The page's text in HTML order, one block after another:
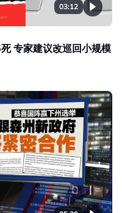
03:12
专家建议改巡回小规模